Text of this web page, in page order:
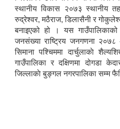
स्थानीय विकास २०७३ स्थानीय तह
रुद्रेश्वर, मठैराज, डिलासैनी र
बनाइएको हो । यस
जनसंख्या राष्ट्रिय जनगणना
सिमाना पश्चिममा दार्चुलाकाे
गाउँपालिका र दक्षिणमा दोगडा
जिल्लाकाे बुङ्गल नगरपालिका सम्म